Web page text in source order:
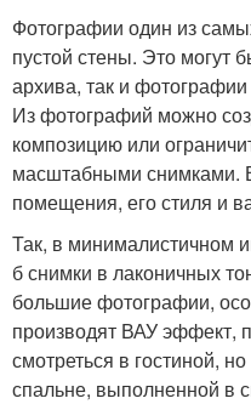
Фотографии один из
пустой стены. Это могут
архива, так и
Из фотографий можно
композицию или
масштабными снимками.
помещения, его стиля и
Так, в минималистичном
б снимки в лаконичных
большие фотографии,
производят ВАУ эффект,
смотреться в гостиной,
спальне, выполненной в